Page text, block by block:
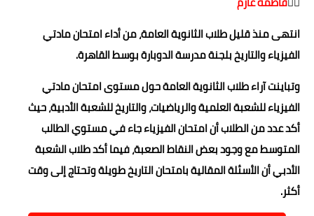
خدمات
الصحه والجمال
فن المطبخ
مقالات
انتهى منذ قليل طلاب الثانوية العامة، من أداء امتحان مادتي
الفيزياء والتاريخ بلجنة مدرسة الدوبارة بوسط القاهرة.
وتباينت آراء طلاب الثانوية العامة حول مستوى امتحان مادتي
الفيزياء للشعبة العلمية والرياضيات، والتاريخ للشعبة الأدبية، حيث
أكد عدد من الطلاب أن امتحان الفيزياء جاء في مستوي الطالب
المتوسط مع وجود بعض النقاط الصعبة، فيما أكد طلاب الشعبة
الأدبي أن الأسئلة المقالية بامتحان التاريخ طويلة وتحتاج إلى وقت
أكثر.